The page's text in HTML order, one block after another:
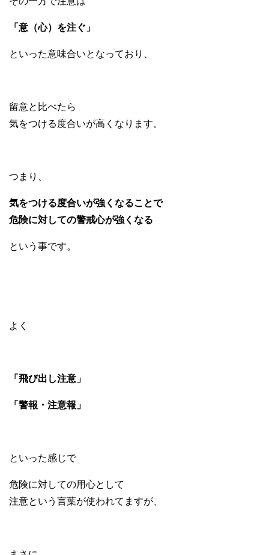
「意（心）を注ぐ」
といった意味合いとなっており、
留意と比べたら
気をつける度合いが高くなります。
つまり、
気をつける度合いが強くなることで
危険に対しての警戒心が強くなる
という事です。
よく
「飛び出し注意」
「警報・注意報」
といった感じで
危険に対しての用心として
注意という言葉が使われてますが、